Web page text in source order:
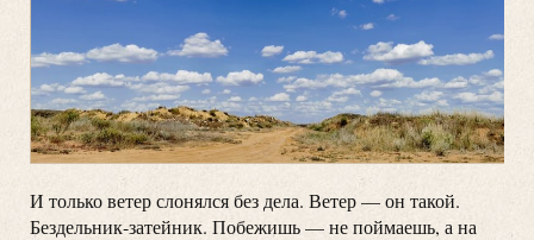
И только ветер слонялся без дела. Ветер — он такой.
Бездельник-затейник. Побежишь — не поймаешь, а на